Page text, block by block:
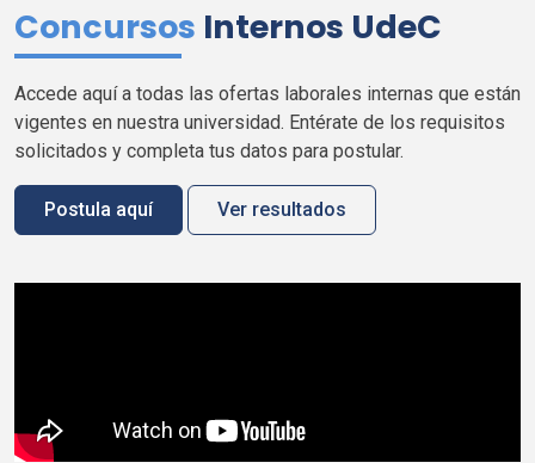
Concursos Internos UdeC
Accede aquí a todas las ofertas laborales internas que están
vigentes en nuestra universidad. Entérate de los requisitos
solicitados y completa tus datos para postular.
Postula aquí Ver resultados